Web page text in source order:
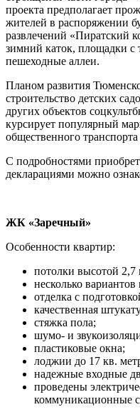
проекта предполагает
жителей в распоряжении
развлечений «Пиратский
зимний каток, площадки с
пешеходные аллеи.
Планом развития
строительство детских
других объектов
курсирует популярный
общественного транспорта
С подробностями
декларациями можно
ЖК «Заречный»
Особенности квартир:
потолки высотой 2,7
несколько
отделка с
качественная
стяжка пола;
шумо- и
пластиковые окна;
лоджии до 17 кв.
надежные входные
проведены
коммуникационные